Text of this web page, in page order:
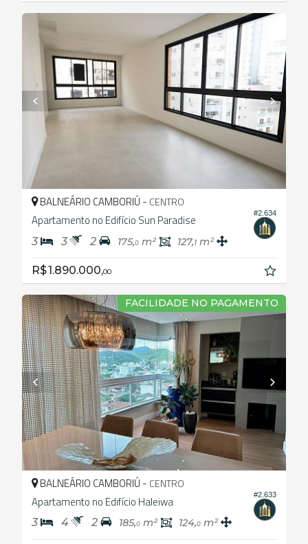
#2.634
BALNEÁRIO CAMBORIÚ - CENTRO
Apartamento no Edifício Sun Paradise
3 3 2 175,0 m² 127,1 m²
R$ 1.890.000,00
FACILIDADE NO PAGAMENTO
#2.633
BALNEÁRIO CAMBORIÚ - CENTRO
Apartamento no Edifício Haleiwa
3 4 2 185,0 m² 124,0 m²